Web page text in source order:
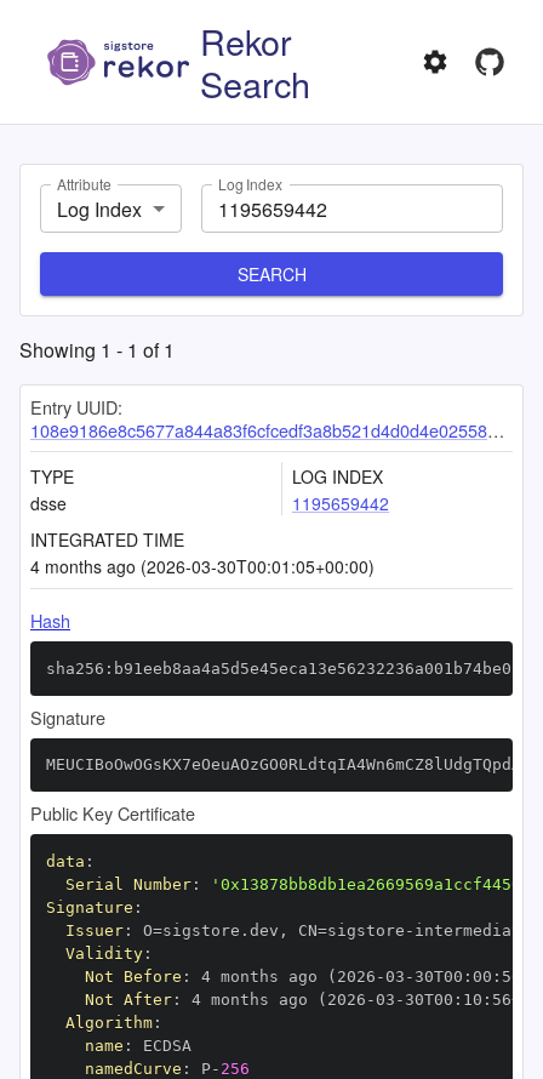
Rekor
Search
Attribute
Log Index
Log Index
SEARCH
Showing 1 - 1 of1
Entry UUID:
108e9186e8c5677a844a83f6cfcedf3a8b521d4d0d4e02558ed122c1151f6ace3b0cb548a0f29d39
TYPE
dsse
LOG INDEX
1195659442
INTEGRATED TIME
4 months ago (2026-03-30T00:01:05+00:00)
Hash
Signature
Public Key Certificate
data :
Serial Number:
Signature :
Issuer: O=sigstore.dev , CN=sigstore -
Validity:
Not Before : 4 months ago (2026 -03 - 30T00 : 00 :
Not After: 4 months ago (2026 -03 - 30T00 : 10 : 56+00
Algorithm:
name :
namedCurve : P- 256